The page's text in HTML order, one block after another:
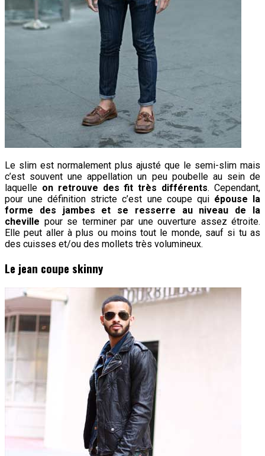
Le slim est normalement plus ajusté que le semi-slim mais
c’est souvent une appellation un peu poubelle au sein de
laquelle on retrouve des fit très différents. Cependant,
pour une définition stricte c’est une coupe qui épouse la
forme des jambes et se resserre au niveau de la
cheville pour se terminer par une ouverture assez étroite.
Elle peut aller à plus ou moins tout le monde, sauf si tu as
des cuisses et/ou des mollets très volumineux.
Le jean coupe skinny